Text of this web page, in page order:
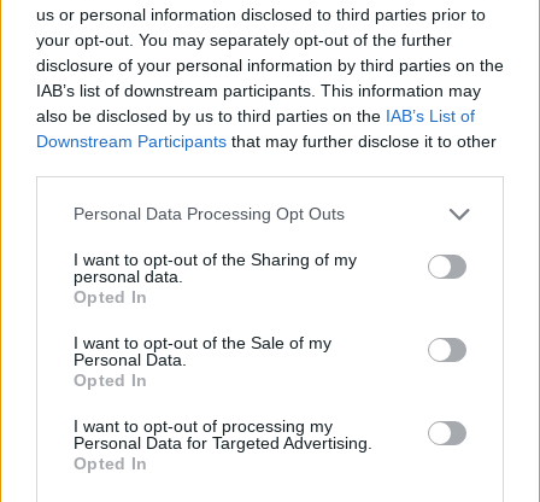
us or personal information disclosed to third parties prior to
your opt-out. You may separately opt-out of the further
disclosure of your personal information by third parties on the
IAB’s list of downstream participants. This information may
also be disclosed by us to third parties on the IAB’s List of
Downstream Participants that may further disclose it to other
Please note that this website/app uses one or more Google
not limited to your visit or usage behaviour. You may click to
grant or deny consent to Google and its third-party tags to
use your data for below specified purposes in below Google
consent section.
Personal Data Processing Opt Outs
I want to opt-out of the Sharing of my
personal data.
Opted In
I want to opt-out of the Sale of my
Personal Data.
Opted In
I want to opt-out of processing my
Personal Data for Targeted Advertising.
Opted In
για την χαμένη του οικογένεια. Μια γλυκιά,
συγκινητική ιστορία, στην οποία η έννοια της φιλίας
παίζει σημαντικό ρόλο! Διαβάστε τη συνέχεια στο
monopoli.gr.
ΔΙΑΒΑΖΟΝΤΑΙ ΤΩΡΑ
Οι μαμάκηδες του ζωδιακού: Αυτά τα ζώδια είναι
Τα 6 σημεία του σπιτιού που δεν χρειάζεται να